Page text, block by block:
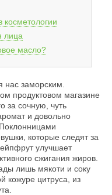
косметологии
лица
масло?
нас заморским.
продуктовом магазине
за сочную, чуть
и довольно
которые следят за
улучшает
сжигания жиров.
лишь мякоти и соку
кожуре цитруса, из